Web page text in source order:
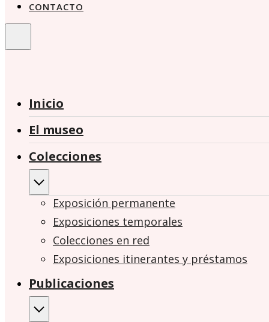
CONTACTO
Inicio
El museo
Colecciones
Exposición permanente
Exposiciones temporales
Colecciones en red
Exposiciones itinerantes y préstamos
Publicaciones